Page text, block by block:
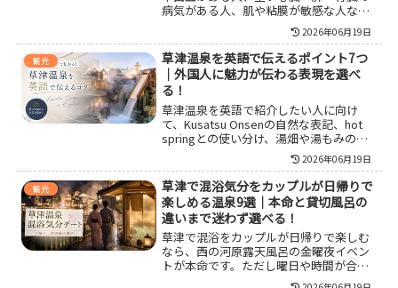
病気がある人、肌や粘膜が敏感な人など
です。強酸性で高温の湯が多い草津温泉
を安全に楽しむために、避けるべき体
調、子どもや妊婦の注意点、湯あたりを
防ぐ入り方まで整理しています。
2026年06月19日
観光
草津温泉を英語で伝えるポイント7つ
｜外国人に魅力が伝わる表現を選べ
る！
草津温泉を英語で紹介したい人に向け
て、Kusatsu Onsenの自然な表記、hot
springとの使い分け、湯畑や湯もみの説
明例、宿や温泉で使える英語フレーズ、
外国人案内で注意したいマナーや地名の
混同対策まで整理し、旅行者にも伝わる
表現を選べるようにまとめました。
2026年06月19日
観光
草津で混浴気分をカップルが日帰りで
楽しめる温泉9選｜本命と貸切風呂の
違いまで迷わず選べる！
草津で混浴をカップルが日帰りで楽しむ
なら、西の河原露天風呂の金曜夜イベン
トが本命です。ただし曜日や時間が合わ
ない場合は、貸切風呂を選ぶほうが現実